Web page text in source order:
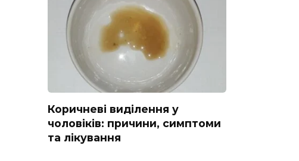
Коричневі виділення у
чоловіків: причини, симптоми
та лікування